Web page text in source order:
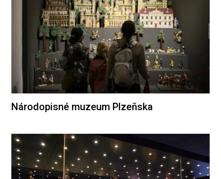
Národopisné muzeum Plzeňska